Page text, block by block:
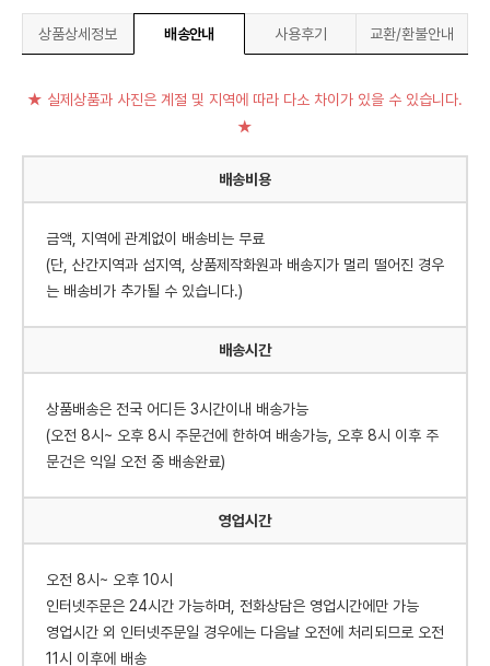
상품상세정보 배송안내 사용후기 교환/환불안내
★ 실제상품과 사진은 계절 및 지역에 따라 다소 차이가 있을 수 있습니다.
★
배송비용
금액, 지역에 관계없이 배송비는 무료
(단, 산간지역과 섬지역, 상품제작화원과 배송지가 멀리 떨어진 경우
는 배송비가 추가될 수 있습니다.)
배송시간
상품배송은 전국 어디든 3시간이내 배송가능
(오전 8시~ 오후 8시 주문건에 한하여 배송가능, 오후 8시 이후 주
문건은 익일 오전 중 배송완료)
영업시간
오전 8시~ 오후 10시
인터넷주문은 24시간 가능하며, 전화상담은 영업시간에만 가능
영업시간 외 인터넷주문일 경우에는 다음날 오전에 처리되므로 오전
11시 이후에 배송